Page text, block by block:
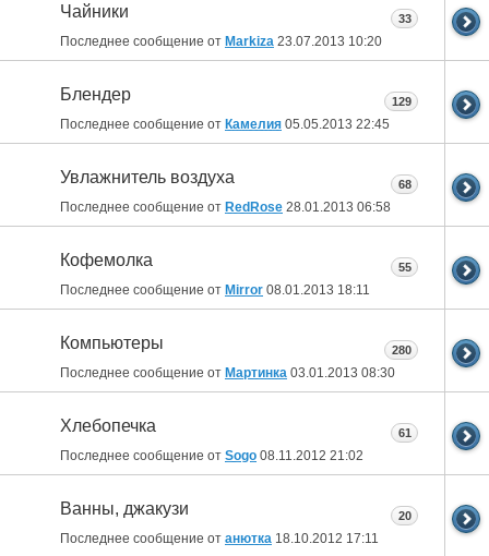
Чайники
Последнее сообщение от Markiza 23.07.2013 10:20
33
Блендер
Последнее сообщение от Камелия 05.05.2013 22:45
129
Увлажнитель воздуха
Последнее сообщение от RedRose 28.01.2013 06:58
68
Кофемолка
Последнее сообщение от Mirror 08.01.2013 18:11
55
Компьютеры
Последнее сообщение от Мартинка 03.01.2013 08:30
280
Хлебопечка
Последнее сообщение от Sogo 08.11.2012 21:02
61
Ванны, джакузи
Последнее сообщение от анютка 18.10.2012 17:11
20